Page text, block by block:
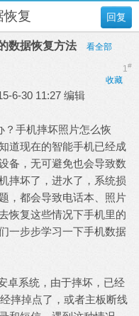
回复
恢复
数据恢复方法 看全部
1#
收藏
6-30 11:27 编辑
手机摔坏照片怎么恢
道现在的智能手机已经成
备，无可避免也会导致数
摔坏了，进水了，系统损
，都会导致电话本、照片
恢复这些情况下手机里的
一步步学习一下手机数据
卓系统，由于摔坏，已经
摔掉点了，或者主板断线